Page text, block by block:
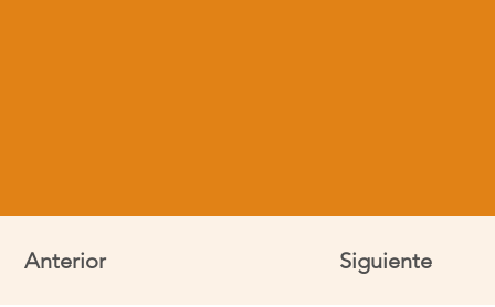
Anterior Siguiente